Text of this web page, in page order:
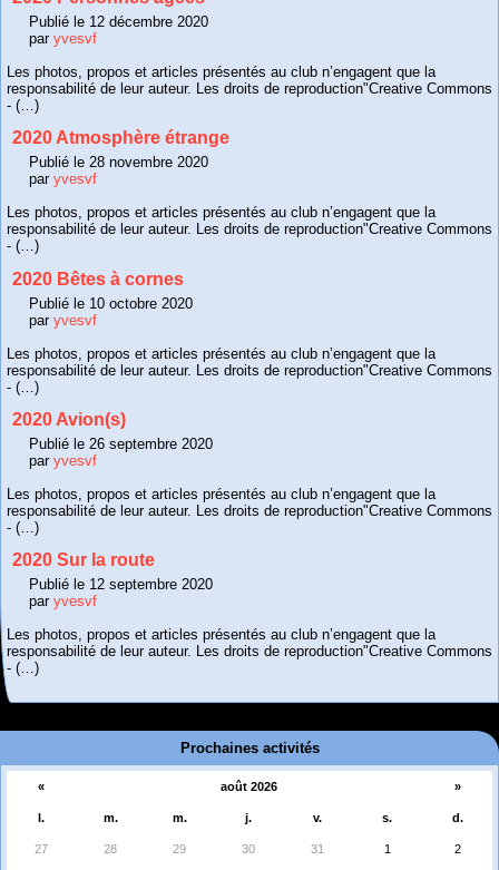
Publié le 12 décembre 2020
par yvesvf
Les photos, propos et articles présentés au club n’engagent que la
responsabilité de leur auteur. Les droits de reproduction"Creative Commons
- (…)
2020 Atmosphère étrange
Publié le 28 novembre 2020
par yvesvf
Les photos, propos et articles présentés au club n’engagent que la
responsabilité de leur auteur. Les droits de reproduction"Creative Commons
- (…)
2020 Bêtes à cornes
Publié le 10 octobre 2020
par yvesvf
Les photos, propos et articles présentés au club n’engagent que la
responsabilité de leur auteur. Les droits de reproduction"Creative Commons
- (…)
2020 Avion(s)
Publié le 26 septembre 2020
par yvesvf
Les photos, propos et articles présentés au club n’engagent que la
responsabilité de leur auteur. Les droits de reproduction"Creative Commons
- (…)
2020 Sur la route
Publié le 12 septembre 2020
par yvesvf
Les photos, propos et articles présentés au club n’engagent que la
responsabilité de leur auteur. Les droits de reproduction"Creative Commons
- (…)
Prochaines activités
« août 2026 »
l. m. m. j. v. s. d.
27 28 29 30 31 1 2